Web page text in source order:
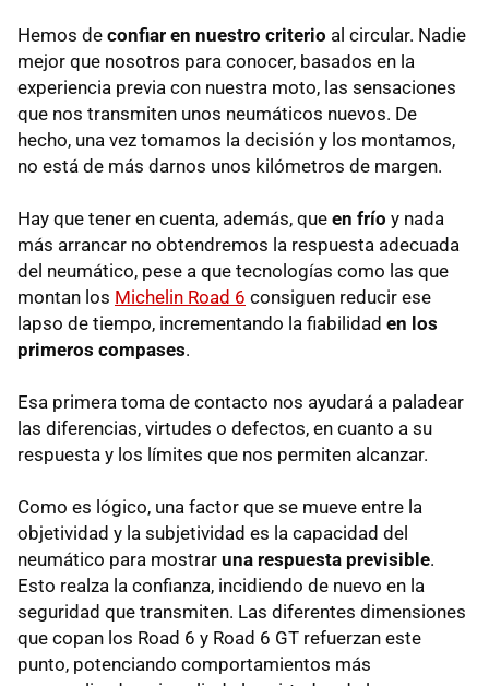
Hemos de confiar en nuestro criterio al circular. Nadie
mejor que nosotros para conocer, basados en la
experiencia previa con nuestra moto, las sensaciones
que nos transmiten unos neumáticos nuevos. De
hecho, una vez tomamos la decisión y los montamos,
no está de más darnos unos kilómetros de margen.
Hay que tener en cuenta, además, que en frío y nada
más arrancar no obtendremos la respuesta adecuada
del neumático, pese a que tecnologías como las que
montan los Michelin Road 6 consiguen reducir ese
lapso de tiempo, incrementando la fiabilidad en los
primeros compases.
Esa primera toma de contacto nos ayudará a paladear
las diferencias, virtudes o defectos, en cuanto a su
respuesta y los límites que nos permiten alcanzar.
Como es lógico, una factor que se mueve entre la
objetividad y la subjetividad es la capacidad del
neumático para mostrar una respuesta previsible.
Esto realza la confianza, incidiendo de nuevo en la
seguridad que transmiten. Las diferentes dimensiones
que copan los Road 6 y Road 6 GT refuerzan este
punto, potenciando comportamientos más